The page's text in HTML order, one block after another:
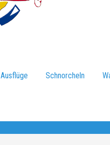
Ausflüge Schnorcheln